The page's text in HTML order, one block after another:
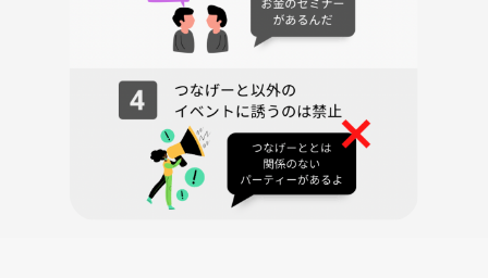
雨天決行です。荒天の場合は前日までに判断し、お知らせいたします。
18:30レンタルスペースへ直接お越しください。会場は18:00〜主催が会
場準備をしていますので、少し前倒しても大丈夫です。
自己紹介後、簡単に主旨説明をします。
自由にアレンジして食べて楽しんでください！